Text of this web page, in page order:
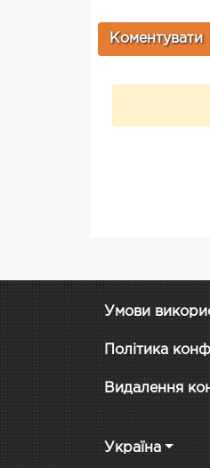
Умови
Політика
Видалення
Україна